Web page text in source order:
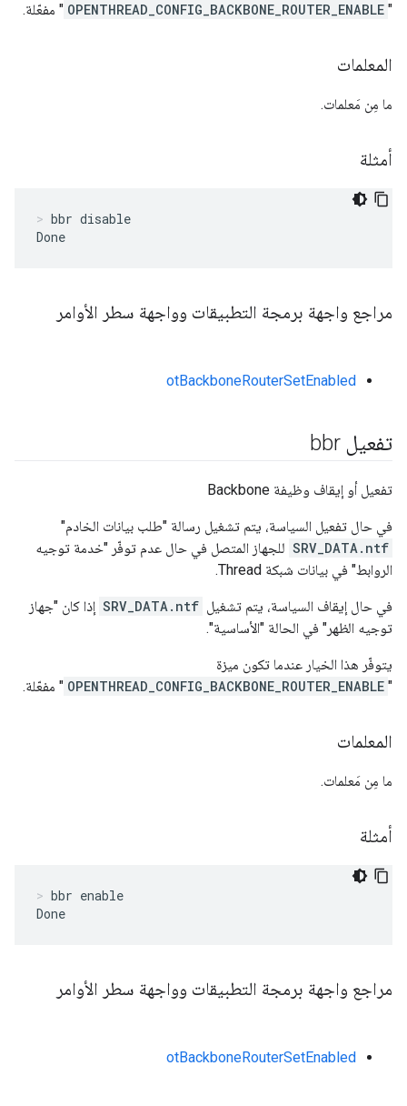
"
OPENTHREAD_CONFIG_BACKBONE_ROUTER_ENABLE " مفعّلة.
المعلمات
ما مِن مَعلمات.
أمثلة
bbr disable
Done
مراجع واجهة برمجة التطبيقات وواجهة سطر الأوامر
otBackboneRouterSetEnabled
تفعيل bbr
تفعيل أو إيقاف وظيفة Backbone
في حال تفعيل السياسة، يتم تشغيل رسالة "طلب بيانات الخادم"
SRV_DATA.ntf للجهاز المتصل في حال عدم توفّر "خدمة توجيه
الروابط" في بيانات شبكة Thread.
في حال إيقاف السياسة، يتم تشغيل SRV_DATA.ntf إذا كان "جهاز
توجيه الظهر" في الحالة "الأساسية".
يتوفّر هذا الخيار عندما تكون ميزة
"
OPENTHREAD_CONFIG_BACKBONE_ROUTER_ENABLE " مفعّلة.
المعلمات
ما مِن مَعلمات.
أمثلة
bbr enable
Done
مراجع واجهة برمجة التطبيقات وواجهة سطر الأوامر
otBackboneRouterSetEnabled